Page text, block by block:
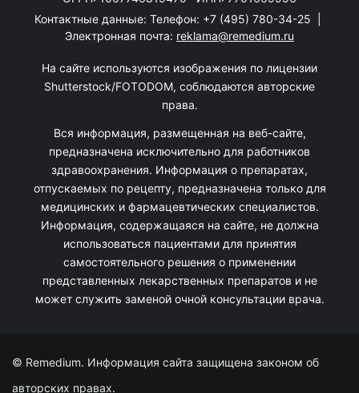
Контактные данные: Телефон: +7 (495) 780-34-25
Электронная почта: reklama@remedium.ru
На сайте используются изображения по лицензии
Shutterstock/FOTODOM, соблюдаются авторские
права.
Вся информация, размещенная на веб-сайте,
предназначена исключительно для работников
здравоохранения. Информация о препаратах,
отпускаемых по рецепту, предназначена только для
медицинских и фармацевтических специалистов.
Информация, содержащаяся на сайте, не должна
использоваться пациентами для принятия
самостоятельного решения о применении
представленных лекарственных препаратов и не
может служить заменой очной консультации врача.
© Remedium. Информация сайта защищена законом об
авторских правах.